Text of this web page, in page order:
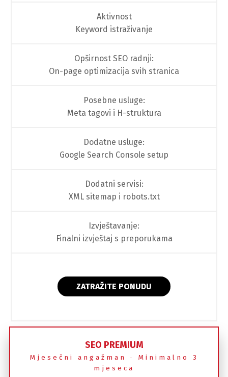
Aktivnost
Keyword istraživanje
Opširnost SEO radnji:
On-page optimizacija svih stranica
Posebne usluge:
Meta tagovi i H-struktura
Dodatne usluge:
Google Search Console setup
Dodatni servisi:
XML sitemap i robots.txt
Izvještavanje:
Finalni izvještaj s preporukama
ZATRAŽITE PONUDU
SEO PREMIUM
Mjesečni angažman · Minimalno 3
mjeseca